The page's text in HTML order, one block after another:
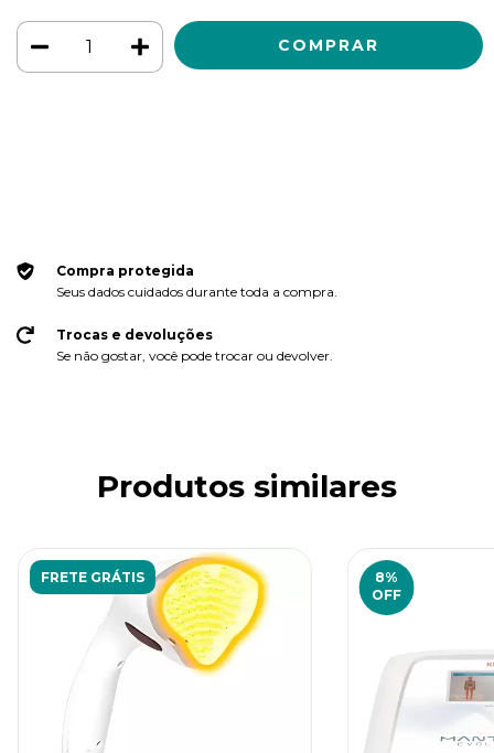
Compra protegida
Seus dados cuidados durante toda a compra.
Trocas e devoluções
Se não gostar, você pode trocar ou devolver.
Produtos similares
FRETE GRÁTIS 8%
OFF
preencha os dados para iniciar: